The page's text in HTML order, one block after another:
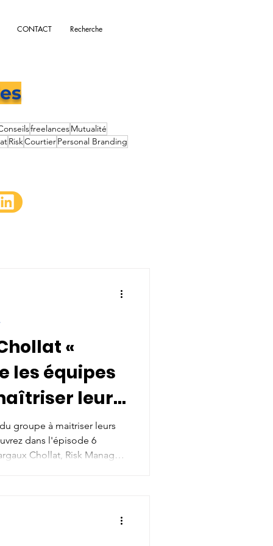
CONTACT Recherche
freelancesMutualité
RiskCourtierPersonal Branding
​​«
les équipes
leur
- Risk
groupe à maitriser leurs
dans l'épisode 6
Chollat, Risk Manager.